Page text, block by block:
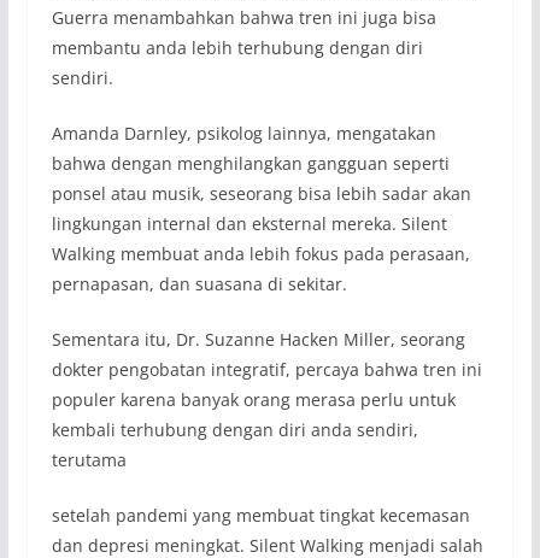
Guerra menambahkan bahwa tren ini juga bisa
membantu anda lebih terhubung dengan diri
sendiri.
Amanda Darnley, psikolog lainnya, mengatakan
bahwa dengan menghilangkan gangguan seperti
ponsel atau musik, seseorang bisa lebih sadar akan
lingkungan internal dan eksternal mereka. Silent
Walking membuat anda lebih fokus pada perasaan,
pernapasan, dan suasana di sekitar.
Sementara itu, Dr. Suzanne Hacken Miller, seorang
dokter pengobatan integratif, percaya bahwa tren ini
populer karena banyak orang merasa perlu untuk
kembali terhubung dengan diri anda sendiri,
terutama
setelah pandemi yang membuat tingkat kecemasan
dan depresi meningkat. Silent Walking menjadi salah